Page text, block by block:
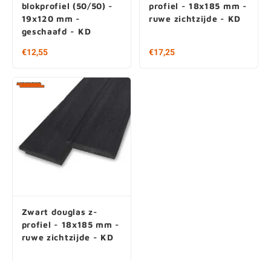
blokprofiel (50/50) -
19x120 mm -
geschaafd - KD
€12,55
profiel - 18x185 mm -
ruwe zichtzijde - KD
€17,25
Zwart douglas z-
profiel - 18x185 mm -
ruwe zichtzijde - KD